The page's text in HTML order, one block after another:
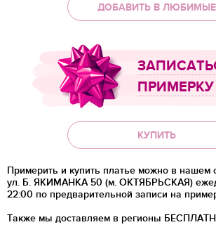
ДОБАВИТЬ В ЛЮБИМЫЕ
ПРИМЕРКУ
КУПИТЬ
Примерить и купить платье можно в нашем
ул. Б. ЯКИМАНКА 50 (м. ОКТЯБРЬСКАЯ)
22:00 по предварительной записи на
Также мы доставляем в регионы